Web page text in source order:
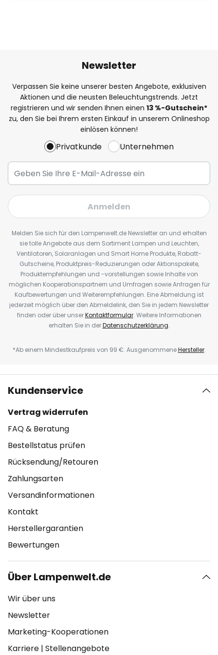
Newsletter
Verpassen Sie keine unserer besten Angebote, exklusiven
Aktionen und die neusten Beleuchtungstrends. Jetzt
registrieren und wir senden Ihnen einen 13 %-Gutschein*
zu, den Sie bei Ihrem ersten Einkauf in unserem Onlineshop
einlösen können!
Privatkunde Unternehmen
Anmelden
Melden Sie sich für den Lampenwelt.de Newsletter an und erhalten
sie tolle Angebote aus dem Sortiment Lampen und Leuchten,
Ventilatoren, Solaranlagen und Smart Home Produkte, Rabatt-
Gutscheine, Produktpreis-Reduzierungen oder Aktionspakete,
Produktempfehlungen und -vorstellungen sowie Inhalte von
möglichen Kooperationspartnern und Umfragen sowie Anfragen für
Kaufbewertungen und Weiterempfehlungen. Eine Abmeldung ist
jederzeit möglich über den Abmeldelink, den Sie in jedem Newsletter
finden oder über unserKontaktformular. Weitere Informationen
erhalten Sie in derDatenschutzerklärung.
*Ab einem Mindestkaufpreis von 99 €. AusgenommeneHersteller.
Kundenservice
Vertrag widerrufen
FAQ & Beratung
Bestellstatus prüfen
Rücksendung/Retouren
Zahlungsarten
Versandinformationen
Kontakt
Herstellergarantien
Bewertungen
Über Lampenwelt.de
Wir über uns
Newsletter
Marketing-Kooperationen
Karriere | Stellenangebote